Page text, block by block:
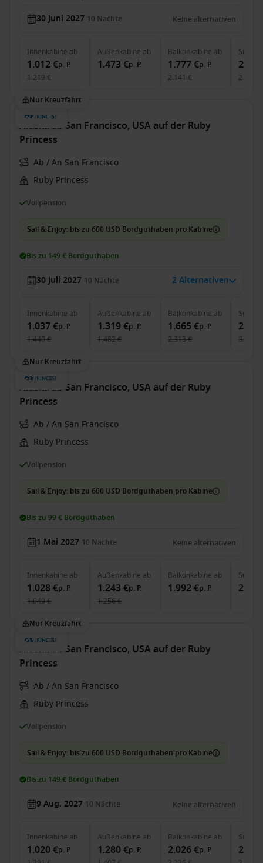
30 Juni 2027 10 Nächte Keine alternativen
Innenkabine ab
1.012 €p. P.
1.219 €
Außenkabine ab
1.473 €p. P.
Balkonkabine ab
1.777 €p. P.
2.141 €
Suite
2.846 €
Nur Kreuzfahrt
Alaska ab San Francisco, USA auf der Ruby
Princess
Ab / An San Francisco
Ruby Princess
Vollpension
Sail & Enjoy: bis zu 600 USD Bordguthaben pro Kabine
Bis zu 149 € Bordguthaben
30 Juli 2027 10 Nächte 2 Alternativen
Innenkabine ab
1.037 €p. P.
1.440 €
Außenkabine ab
1.319 €p. P.
1.482 €
Balkonkabine ab
1.665 €p. P.
2.313 €
Suite
3.038 €
Nur Kreuzfahrt
Alaska ab San Francisco, USA auf der Ruby
Princess
Ab / An San Francisco
Ruby Princess
Vollpension
Sail & Enjoy: bis zu 600 USD Bordguthaben pro Kabine
Bis zu 99 € Bordguthaben
1 Mai 2027 10 Nächte Keine alternativen
Innenkabine ab
1.028 €p. P.
1.049 €
Außenkabine ab
1.243 €p. P.
1.256 €
Balkonkabine ab
1.992 €p. P.
Suite
Nur Kreuzfahrt
Alaska ab San Francisco, USA auf der Ruby
Princess
Ab / An San Francisco
Ruby Princess
Vollpension
Sail & Enjoy: bis zu 600 USD Bordguthaben pro Kabine
Bis zu 149 € Bordguthaben
9 Aug. 2027 10 Nächte Keine alternativen
Innenkabine ab
1.020 €p. P.
Außenkabine ab
1.280 €p. P.
Balkonkabine ab
2.026 €p. P.
Suite